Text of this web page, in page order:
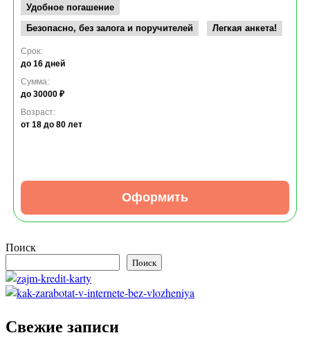
Удобное погашение
Безопасно, без залога и поручителей
Легкая анкета!
Срок:
до 16 дней
Сумма:
до 30000 ₽
Возраст:
от 18 до 80 лет
Оформить
Поиск
Поиск
Свежие записи